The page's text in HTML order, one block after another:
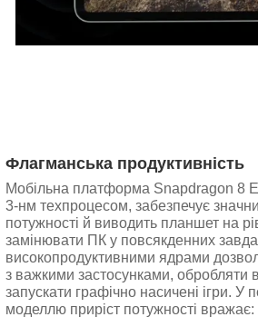
Флагманська продуктивність
Мобільна платформа Snapdragon 8
3-нм техпроцесом, забезпечує
потужності й виводить планшет на
замінювати ПК у повсякденних
високопродуктивними ядрами
з важкими застосунками, обробляти
запускати графічно насичені ігри. У
моделлю приріст потужності